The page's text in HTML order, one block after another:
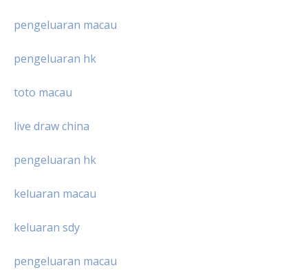
pengeluaran macau
pengeluaran hk
toto macau
live draw china
pengeluaran hk
keluaran macau
keluaran sdy
pengeluaran macau